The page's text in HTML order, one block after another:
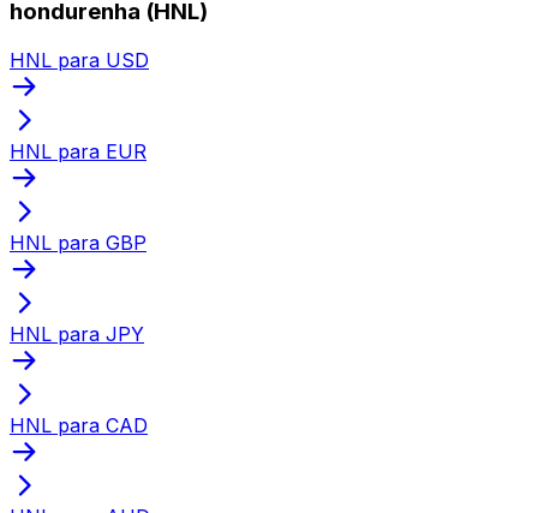
hondurenha (HNL)
HNL para USD
HNL para EUR
HNL para GBP
HNL para JPY
HNL para CAD